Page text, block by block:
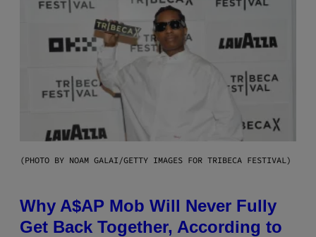
(PHOTO BY NOAM GALAI/GETTY IMAGES FOR TRIBECA FESTIVAL)
Why A$AP Mob Will Never Fully
Get Back Together, According to